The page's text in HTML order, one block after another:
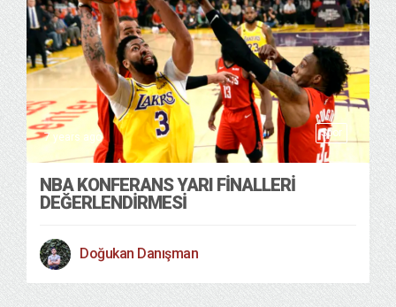
Spor
7 years ago
NBA KONFERANS YARI FINALLERI
DEĞERLENDIRMESI
Doğukan Danışman